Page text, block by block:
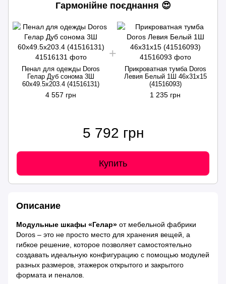
Гармонійне поєднання 😍
Пенал для одежды Doros
Гелар Дуб сонома 3Ш
60х49.5х203.4 (41516131)
4 557 грн
Прикроватная тумба Doros
Левия Белый 1Ш 46х31х15
(41516093)
1 235 грн
5 792 грн
Купить
Описание
Модульные шкафы «Гелар» от мебельной фабрики
Doros – это не просто место для хранения вещей, а
гибкое решение, которое позволяет самостоятельно
создавать идеальную конфигурацию с помощью модулей
разных размеров, этажерок открытого и закрытого
формата и пеналов.